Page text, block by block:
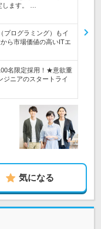
ます。 …
ログラミング）もイ
ら市場価値の高いITエ
名限定採用！★意欲重
ニアのスタートライ
気になる